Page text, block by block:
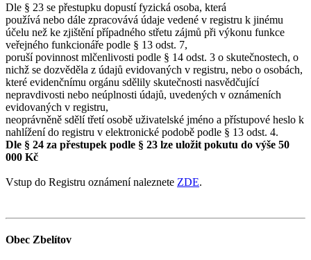
Dle § 23 se přestupku dopustí fyzická osoba, která
používá nebo dále zpracovává údaje vedené v registru k jinému
účelu než ke zjištění případného střetu zájmů při výkonu funkce
veřejného funkcionáře podle § 13 odst. 7,
poruší povinnost mlčenlivosti podle § 14 odst. 3 o skutečnostech, o
nichž se dozvěděla z údajů evidovaných v registru, nebo o osobách,
které evidenčnímu orgánu sdělily skutečnosti nasvědčující
nepravdivosti nebo neúplnosti údajů, uvedených v oznámeních
evidovaných v registru,
neoprávněně sdělí třetí osobě uživatelské jméno a přístupové heslo k
nahlížení do registru v elektronické podobě podle § 13 odst. 4.
Dle § 24 za přestupek podle § 23 lze uložit pokutu do výše 50
000 Kč
Vstup do Registru oznámení naleznete ZDE.
Obec Zbelítov